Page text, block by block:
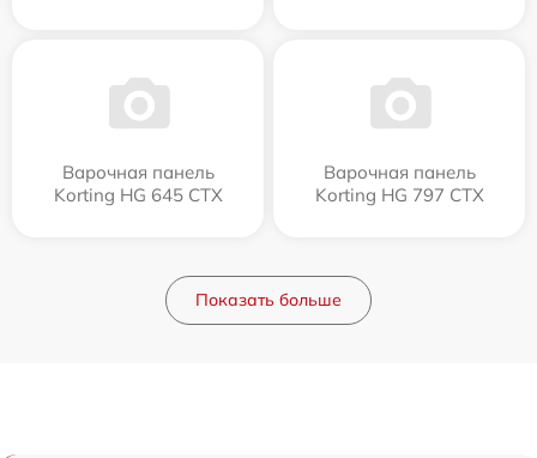
Варочная панель
Korting HG 645 CTX
Варочная панель
Korting HG 797 CTX
Показать больше